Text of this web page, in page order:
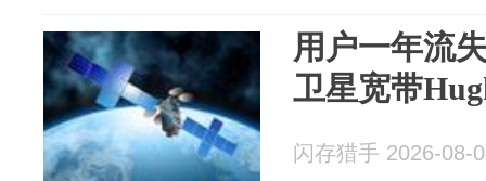
用户一年流
卫星宽带
闪存猎手 2026-08-